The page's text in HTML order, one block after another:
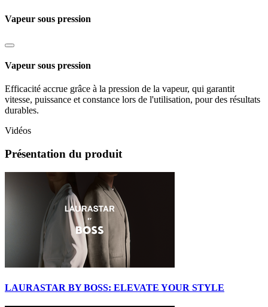
Vapeur sous pression
Vapeur sous pression
Efficacité accrue grâce à la pression de la vapeur, qui garantit
vitesse, puissance et constance lors de l'utilisation, pour des résultats
durables.
Vidéos
Présentation du produit
LAURASTAR BY BOSS: ELEVATE YOUR STYLE